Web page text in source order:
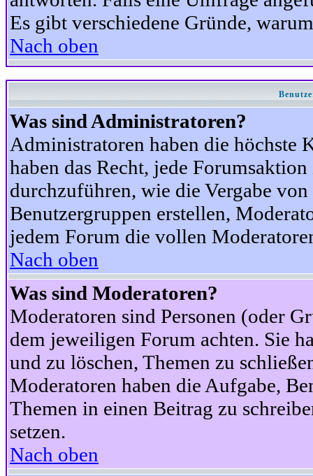
Es gibt verschiedene Gründe,
Nach oben
Was sind Administratoren?
Administratoren haben die höchste
haben das Recht, jede
durchzuführen, wie die Vergabe
Benutzergruppen erstellen,
jedem Forum die vollen
Nach oben
Was sind Moderatoren?
Moderatoren sind Personen (oder
dem jeweiligen Forum achten. Sie
und zu löschen, Themen zu
Moderatoren haben die Aufgabe,
Themen in einen Beitrag zu
setzen.
Nach oben